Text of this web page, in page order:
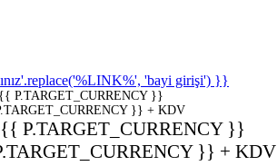
'bayi girişi') }}
{{ P.TARGET_CURRENCY }}
}} + KDV
{{ P.TARGET_CURRENCY }}
}} + KDV